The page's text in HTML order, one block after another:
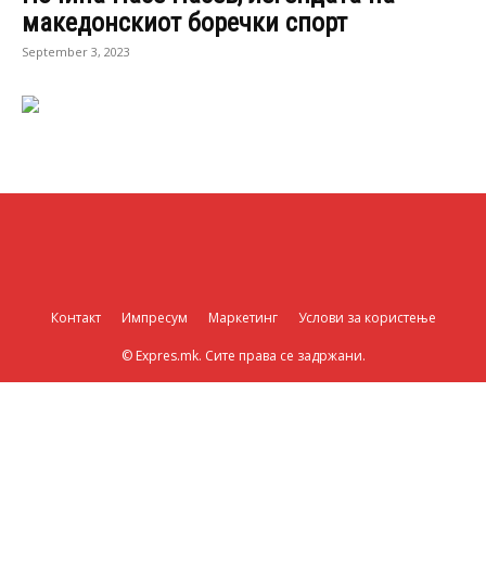
македонскиот боречки спорт
September 3, 2023
Контакт Импресум Маркетинг Услови за користење
© Expres.mk. Сите права се задржани.